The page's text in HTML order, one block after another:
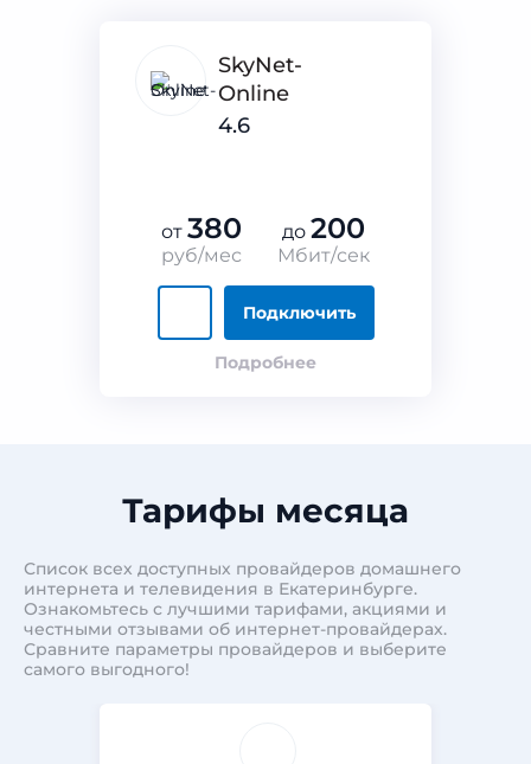
SkyNet-
Online
4.6
от 380
руб/мес
до 200
Мбит/сек
Подключить
Подробнее
Тарифы месяца
Список всех доступных провайдеров домашнего
интернета и телевидения в Екатеринбурге.
Ознакомьтесь с лучшими тарифами, акциями и
честными отзывами об интернет-провайдерах.
Сравните параметры провайдеров и выберите
самого выгодного!